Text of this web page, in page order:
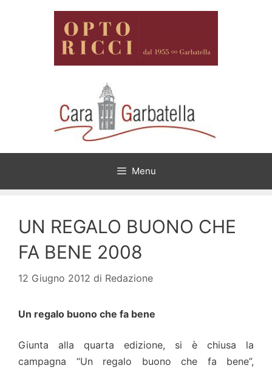
Menu
UN REGALO BUONO CHE
FA BENE 2008
12 Giugno 2012 di Redazione
Un regalo buono che fa bene
Giunta alla quarta edizione, si è chiusa la
campagna “Un regalo buono che fa bene”,